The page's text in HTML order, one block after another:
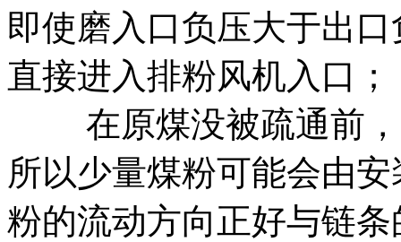
即使磨入口负压大于出
直接进入排粉风机入口；
在原煤没被疏通前，
所以少量煤粉可能会由
粉的流动方向正好与链